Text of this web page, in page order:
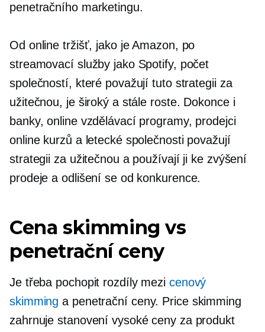
penetračního marketingu.
Od online tržišť, jako je Amazon, po
streamovací služby jako Spotify, počet
společností, které považují tuto strategii za
užitečnou, je široký a stále roste. Dokonce i
banky, online vzdělávací programy, prodejci
online kurzů a letecké společnosti považují
strategii za užitečnou a používají ji ke zvýšení
prodeje a odlišení se od konkurence.
Cena skimming vs
penetrační ceny
Je třeba pochopit rozdíly mezi cenový
skimming a penetrační ceny. Price skimming
zahrnuje stanovení vysoké ceny za produkt